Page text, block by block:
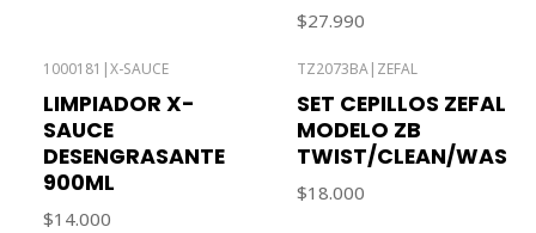
$27.990
1000181 |X-SAUCE
LIMPIADOR X-
SAUCE
DESENGRASANTE
900ML
$14.000
TZ2073BA| ZEFAL
SET CEPILLOS ZEFAL
MODELO ZB
TWIST/CLEAN/WASH
$18.000